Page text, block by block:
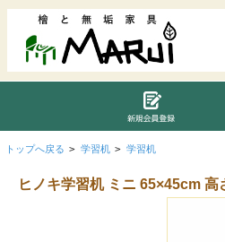
トップへ戻る > 学習机 > 学習机
ヒノキ学習机 ミニ 65×45cm